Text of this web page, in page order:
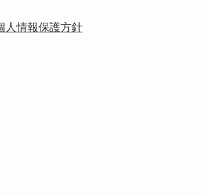
人情報保護方針